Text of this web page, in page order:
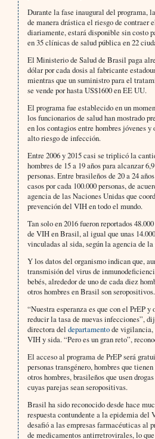
Durante la fase inaugural del programa,
de manera drástica el riesgo de contraer
diariamente, estará disponible sin costo
en 35 clínicas de salud pública en 22
El Ministerio de Salud de Brasil paga
dólar por cada dosis al fabricante
mientras que un suministro para el
se vende por hasta US$1600 en EE UU.
El programa fue establecido en un
los funcionarios de salud han mostrado
en los contagios entre hombres jóvenes y
alto riesgo de infección.
Entre 2006 y 2015 casi se triplicó la
hombres de 15 a 19 años para alcanzar
personas. Entre brasileños de 20 a 24
casos por cada 100.000 personas, de
agencia de las Naciones Unidas que
prevención del VIH en todo el mundo.
Tan solo en 2016 fueron reportados
de VIH en Brasil, al igual que unas
vinculadas al sida, según la agencia de
Y los datos del organismo indican que,
transmisión del virus de
bebés, alrededor de uno de cada diez
otros hombres en Brasil son seropositivos.
“Nuestra esperanza es que con el PrEP y
reducir la tasa de nuevas infecciones”,
directora del departamentode vigilancia,
VIH y sida. “Pero es un gran reto”,
El acceso al programa de PrEP será
personas transgénero, hombres que
otros hombres, brasileños que usen
cuyas parejas sean seropositivas.
Brasil ha sido reconocido desde hace
respuesta contundente a la epidemia del
desafió a las empresas farmacéuticas al
de medicamentos antirretrovirales, lo